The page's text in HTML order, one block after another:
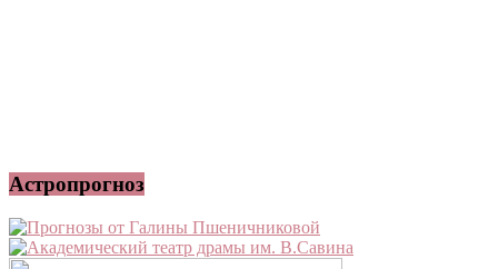
Астропрогноз